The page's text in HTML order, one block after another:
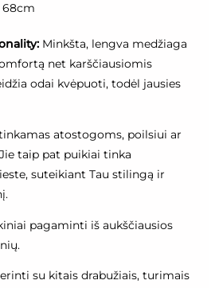
68cm
Minkšta, lengva medžiaga
net karščiausiomis
odai kvėpuoti, todėl jausies
atostogoms, poilsiui ar
taip pat puikiai tinka
suteikiant Tau stilingą ir
pagaminti iš aukščiausios
su kitais drabužiais, turimais